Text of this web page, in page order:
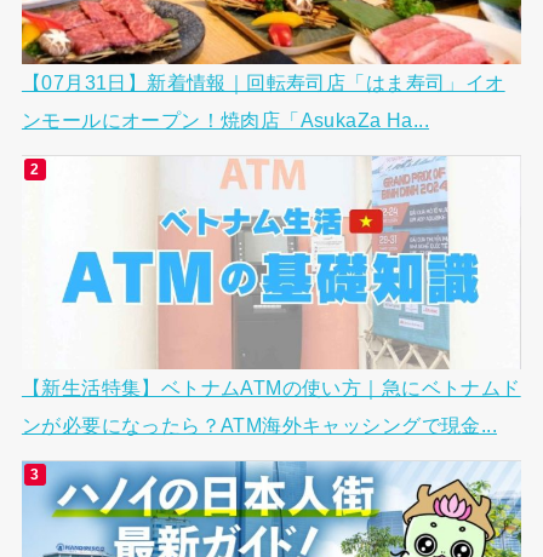
【07月31日】新着情報｜回転寿司店「はま寿司」イオ
ンモールにオープン！焼肉店「AsukaZa Ha...
【新生活特集】ベトナムATMの使い方｜急にベトナムド
ンが必要になったら？ATM海外キャッシングで現金...